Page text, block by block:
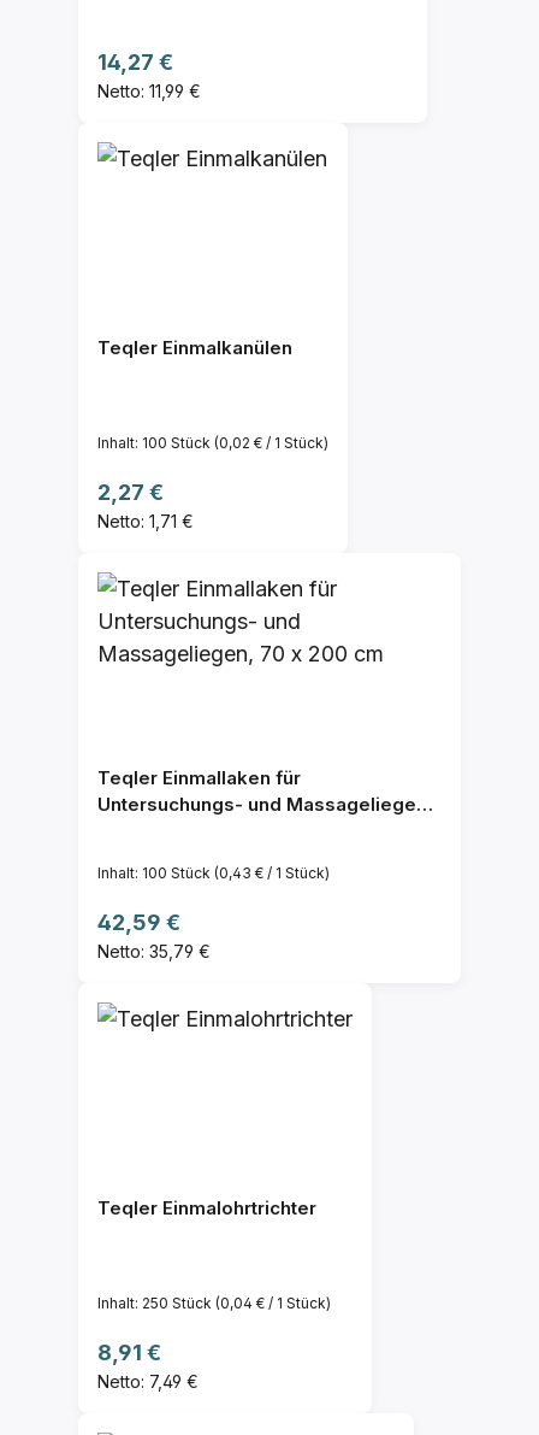
Regulärer Preis:
14,27 €
Netto: 11,99 €
Teqler Einmalkanülen
Inhalt: 100 Stück (0,02 € / 1 Stück)
Regulärer Preis:
2,27 €
Netto: 1,71 €
Teqler Einmallaken für
Untersuchungs- und Massageliegen,
Inhalt: 100 Stück (0,43 € / 1 Stück)
Regulärer Preis:
42,59 €
Netto: 35,79 €
Teqler Einmalohrtrichter
Inhalt: 250 Stück (0,04 € / 1 Stück)
Regulärer Preis:
8,91 €
Netto: 7,49 €